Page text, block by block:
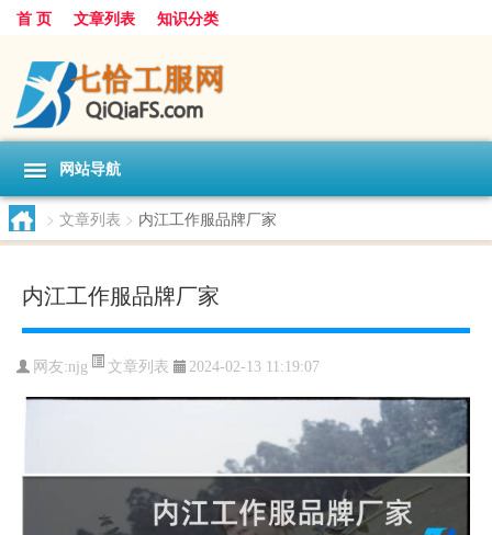
首 页 文章列表 知识分类
网站导航
> 文章列表 > 内江工作服品牌厂家
内江工作服品牌厂家
网友:njg 文章列表 2024-02-13 11:19:07